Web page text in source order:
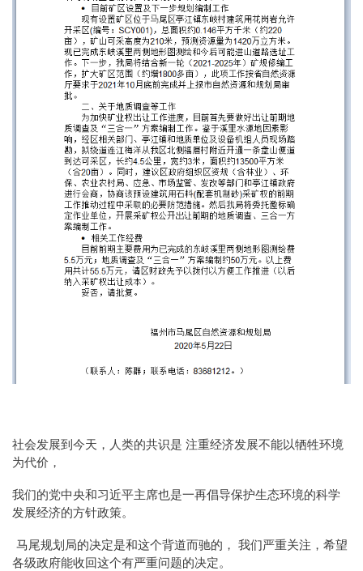
社会发展到今天，人类的共识是 注重经济发展不能以牺牲环境
为代价，
我们的党中央和习近平主席也是一再倡导保护生态环境的科学
发展经济的方针政策。
马尾规划局的决定是和这个背道而驰的， 我们严重关注，希望
各级政府能收回这个有严重问题的决定。